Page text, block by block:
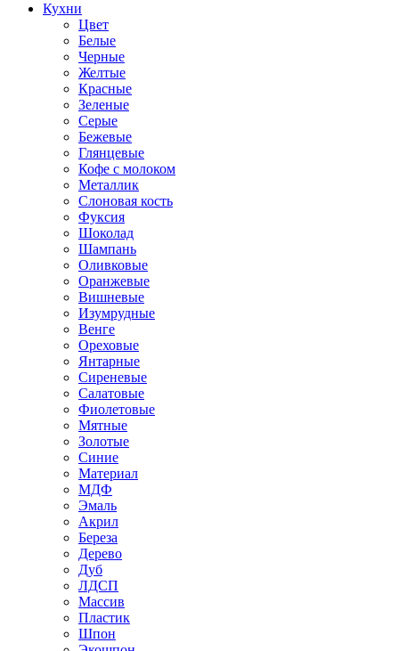
Кухни
Цвет
Белые
Черные
Желтые
Красные
Зеленые
Серые
Бежевые
Глянцевые
Кофе с молоком
Металлик
Слоновая кость
Фуксия
Шоколад
Шампань
Оливковые
Оранжевые
Вишневые
Изумрудные
Венге
Ореховые
Янтарные
Сиреневые
Салатовые
Фиолетовые
Мятные
Золотые
Синие
Материал
МДФ
Эмаль
Акрил
Береза
Дерево
Дуб
ЛДСП
Массив
Пластик
Шпон